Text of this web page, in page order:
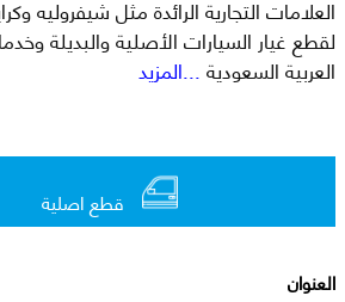
العربية السعودية...المزيد
قطع اصلية
العنوان